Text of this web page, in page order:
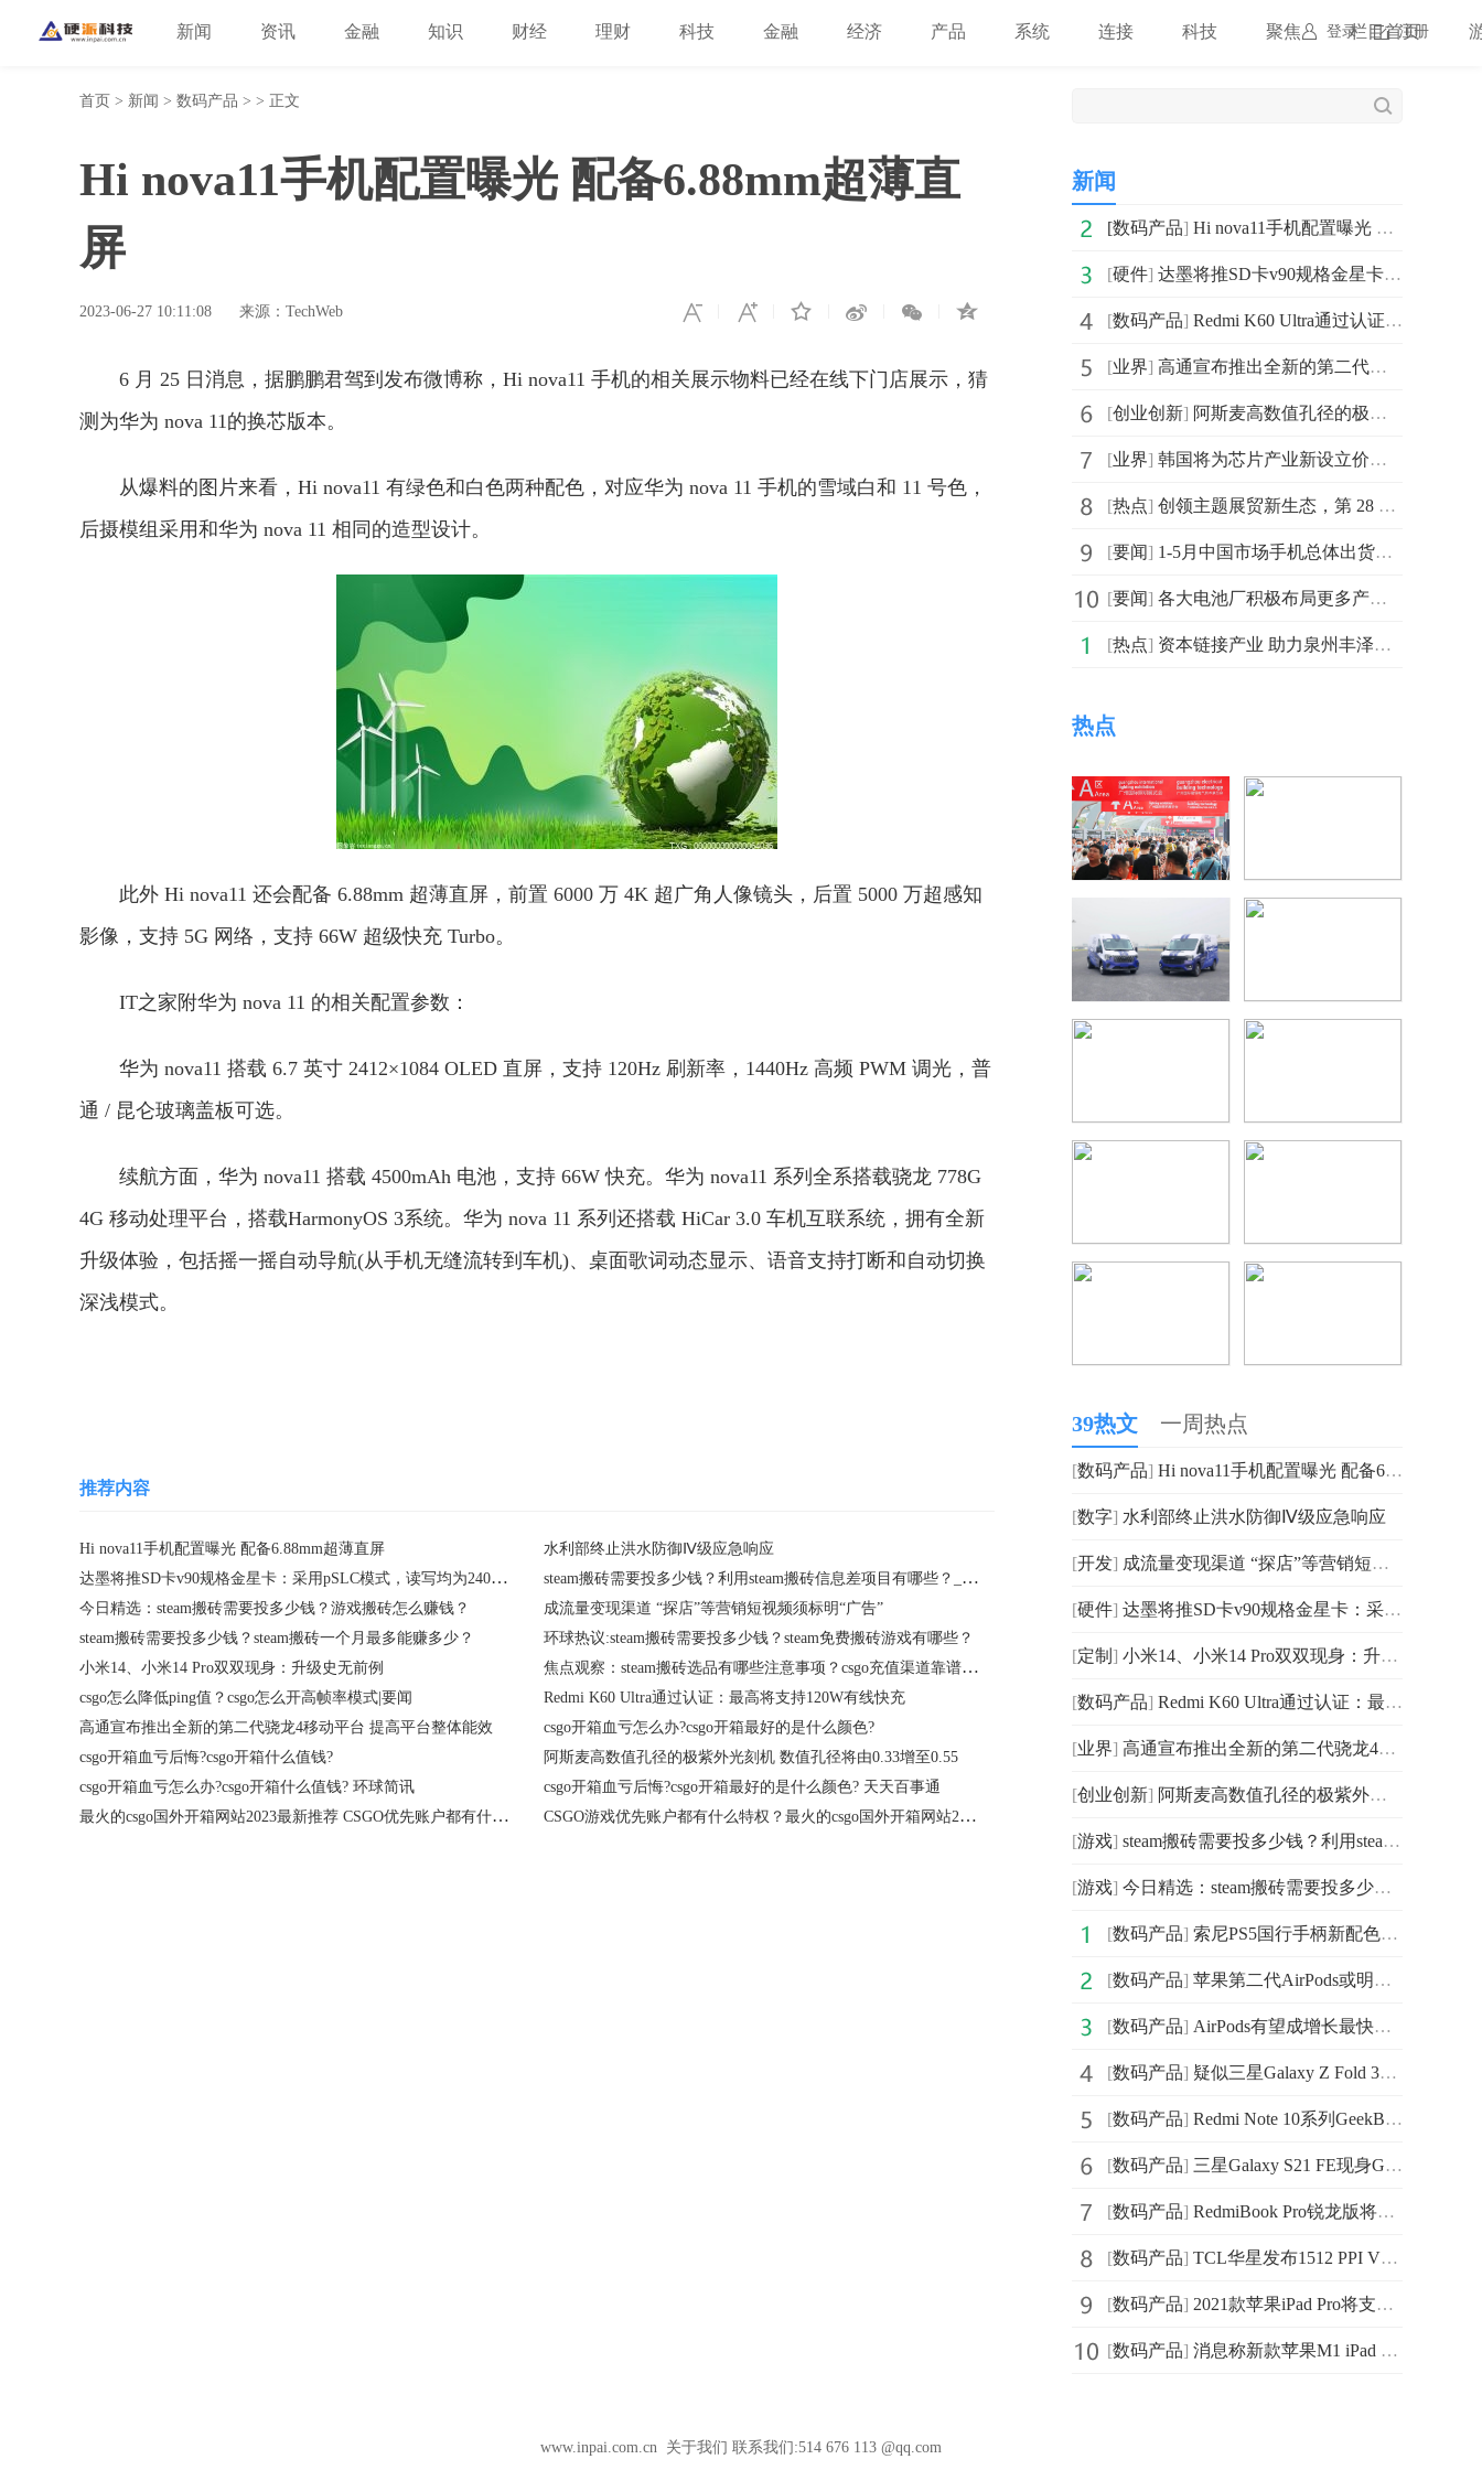
登录 注册
新闻 资讯 金融 知识 财经 理财 科技 金融 经济 产品 系统 连接 科技 聚焦 栏目首页
首页 > 新闻 > 数码产品 > > 正文
Hi nova11手机配置曝光 配备6.88mm超薄直
屏
2023-06-27 10:11:08 来源：TechWeb
6 月 25 日消息，据鹏鹏君驾到发布微博称，Hi nova11 手机的相关展示物料已经在线下门店展示，猜
测为华为 nova 11的换芯版本。
从爆料的图片来看，Hi nova11 有绿色和白色两种配色，对应华为 nova 11 手机的雪域白和 11 号色，
后摄模组采用和华为 nova 11 相同的造型设计。
此外 Hi nova11 还会配备 6.88mm 超薄直屏，前置 6000 万 4K 超广角人像镜头，后置 5000 万超感知
影像，支持 5G 网络，支持 66W 超级快充 Turbo。
IT之家附华为 nova 11 的相关配置参数：
华为 nova11 搭载 6.7 英寸 2412×1084 OLED 直屏，支持 120Hz 刷新率，1440Hz 高频 PWM 调光，普
通 / 昆仑玻璃盖板可选。
续航方面，华为 nova11 搭载 4500mAh 电池，支持 66W 快充。华为 nova11 系列全系搭载骁龙 778G
4G 移动处理平台，搭载HarmonyOS 3系统。华为 nova 11 系列还搭载 HiCar 3.0 车机互联系统，拥有全新
升级体验，包括摇一摇自动导航(从手机无缝流转到车机)、桌面歌词动态显示、语音支持打断和自动切换
深浅模式。
推荐内容
Hi nova11手机配置曝光 配备6.88mm超薄直屏 水利部终止洪水防御Ⅳ级应急响应
达墨将推SD卡v90规格金星卡：采用pSLC模式，读写均为240MB/s steam搬砖需要投多少钱？利用steam搬砖信息差项目有哪些？_世界快资讯
今日精选：steam搬砖需要投多少钱？游戏搬砖怎么赚钱？
成流量变现渠道 “探店”等营销短视频须标明“广告”
steam搬砖需要投多少钱？steam搬砖一个月最多能赚多少？
环球热议:steam搬砖需要投多少钱？steam免费搬砖游戏有哪些？
小米14、小米14 Pro双双现身：升级史无前例
焦点观察：steam搬砖选品有哪些注意事项？csgo充值渠道靠谱吗？
csgo怎么降低ping值？csgo怎么开高帧率模式|要闻
Redmi K60 Ultra通过认证：最高将支持120W有线快充
高通宣布推出全新的第二代骁龙4移动平台 提高平台整体能效
csgo开箱血亏怎么办?csgo开箱最好的是什么颜色?
csgo开箱血亏后悔?csgo开箱什么值钱?
阿斯麦高数值孔径的极紫外光刻机 数值孔径将由0.33增至0.55
csgo开箱血亏怎么办?csgo开箱什么值钱? 环球简讯
csgo开箱血亏后悔?csgo开箱最好的是什么颜色? 天天百事通
最火的csgo国外开箱网站2023最新推荐 CSGO优先账户都有什么特权？ CSGO游戏优先账户都有什么特权？最火的csgo国外开箱网站2023最新推荐 天天头条
新闻
[数码产品] Hi nova11手机配置曝光 配备6.88mm超薄直屏
[硬件] 达墨将推SD卡v90规格金星卡：采用pSLC模式，读写均为240MB/s
[数码产品] Redmi K60 Ultra通过认证：最高将支持120W有线快充
[业界] 高通宣布推出全新的第二代骁龙4移动平台 提高平台整体能效
[创业创新] 阿斯麦高数值孔径的极紫外光刻机 数值孔径将由0.33增至0.55
[业界] 韩国将为芯片产业新设立价值3000亿韩元的基金 以推动相
[热点] 创领主题展贸新生态，第 28 届广州国际照明展览会规模
[要闻] 1-5月中国市场手机总体出货量累计1.08亿部 同比下降0.7%
[要闻] 各大电池厂积极布局更多产能 动力电池企业竞争“白热化”
[热点] 资本链接产业 助力泉州丰泽区数字经济创新发展
热点
39热文 一周热点
[数码产品] Hi nova11手机配置曝光 配备6.88mm超薄直屏
[数字] 水利部终止洪水防御Ⅳ级应急响应
[开发] 成流量变现渠道 “探店”等营销短视频须标明“广告”
[硬件] 达墨将推SD卡v90规格金星卡：采用pSLC模式，读写均为240MB/s
[定制 ] 小米14、小米14 Pro双双现身：升级史无前例
[数码产品] Redmi K60 Ultra通过认证：最高将支持120W有线快充
[业界] 高通宣布推出全新的第二代骁龙4移动平台 提高平台整体能效
[创业创新] 阿斯麦高数值孔径的极紫外光刻机 数值孔径将由0.33增至0.55
[游戏] steam搬砖需要投多少钱？利用steam搬砖信息差项目有哪些
[游戏] 今日精选：steam搬砖需要投多少钱？游戏搬砖怎么赚钱？
[数码产品] 索尼PS5国行手柄新配色发布 提供数字版和光驱版两种配置
[数码产品] 苹果第二代AirPods或明年初亮相 支持无线充电功能
[数码产品] AirPods有望成增长最快苹果产品 2020年还有大改款
[数码产品] 疑似三星Galaxy Z Fold 3专利图曝光 将在侧面配备有触摸式按钮
[数码产品] Redmi Note 10系列GeekBench跑分曝光:单核得分727分，
[数码产品] 三星Galaxy S21 FE现身Geekbench：将搭高通骁龙888平台
[数码产品] RedmiBook Pro锐龙版将于下周三发布 搭载全新Zen3架构
[数码产品] TCL华星发布1512 PPI VR显示屏 拥有120Hz刷新率
[数码产品] 2021款苹果iPad Pro将支持使用5G移动网下载系统更新
[数码产品] 消息称新款苹果M1 iPad Pro采用了是桌面级M1芯片
www.inpai.com.cn 关于我们 联系我们:514 676 113 @qq.com